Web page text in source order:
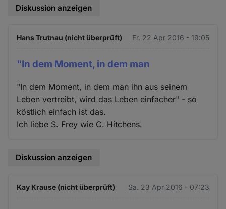
Diskussion anzeigen
Hans Trutnau (nicht überprüft) Fr. 22 Apr 2016 - 19:05
"In dem Moment, in dem man
"In dem Moment, in dem man ihn aus seinem
Leben vertreibt, wird das Leben einfacher" - so
köstlich einfach ist das.
Ich liebe S. Frey wie C. Hitchens.
Diskussion anzeigen
Kay Krause (nicht überprüft) Sa. 23 Apr 2016 - 07:23